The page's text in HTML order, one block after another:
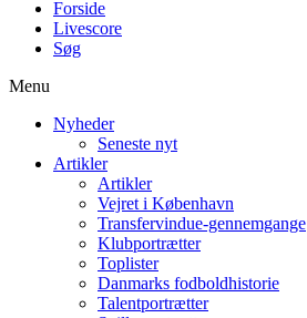
Forside
Livescore
Søg
Menu
Nyheder
Seneste nyt
Artikler
Artikler
Vejret i København
Transfervindue-gennemgange
Klubportrætter
Toplister
Danmarks fodboldhistorie
Talentportrætter